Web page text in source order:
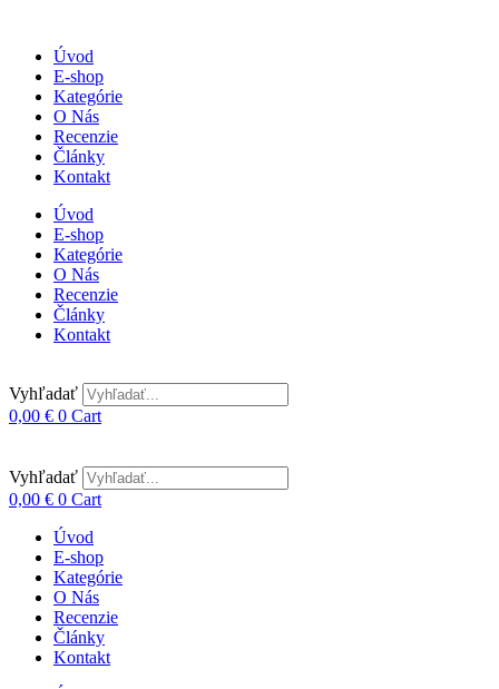
Úvod
E-shop
Kategórie
O Nás
Recenzie
Články
Kontakt
Úvod
E-shop
Kategórie
O Nás
Recenzie
Články
Kontakt
Vyhľadať
0,00 € 0 Cart
Vyhľadať
0,00 € 0 Cart
Úvod
E-shop
Kategórie
O Nás
Recenzie
Články
Kontakt